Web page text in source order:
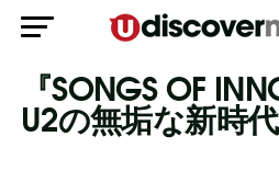
『SONGS OF
U2の無垢な新時代